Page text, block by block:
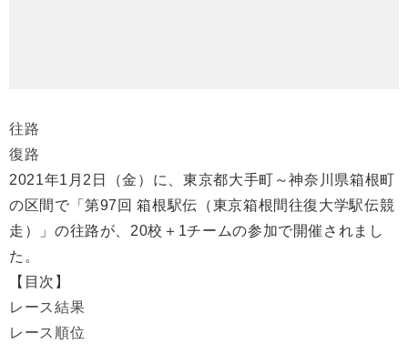
往路
復路
2021年1月2日（金）に、東京都大手町～神奈川県箱根町
の区間で「第97回 箱根駅伝（東京箱根間往復大学駅伝競
走）」の往路が、20校＋1チームの参加で開催されまし
た。
【目次】
レース結果
レース順位